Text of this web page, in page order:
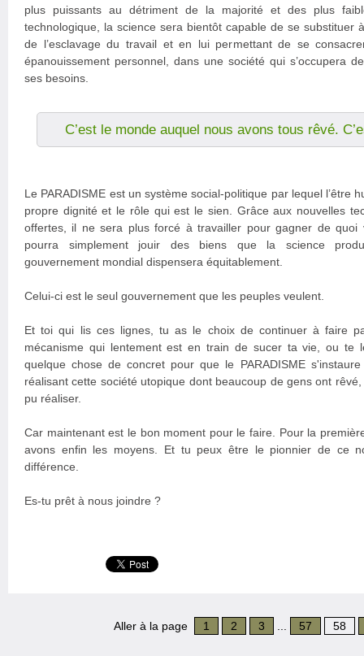
plus puissants au détriment de la majorité et des plus
technologique, la science sera bientôt capable de se substituer
de l’esclavage du travail et en lui permettant de se
épanouissement personnel, dans une société qui s’occupera
ses besoins.
C’est le monde auquel nous avons tous rêvé.
Le PARADISME est un système social-politique par lequel l’être
propre dignité et le rôle qui est le sien. Grâce aux nouvelles
offertes, il ne sera plus forcé à travailler pour gagner de quoi
pourra simplement jouir des biens que la science
gouvernement mondial dispensera équitablement.
Celui-ci est le seul gouvernement que les peuples veulent.
Et toi qui lis ces lignes, tu as le choix de continuer à faire
mécanisme qui lentement est en train de sucer ta vie, ou te
quelque chose de concret pour que le PARADISME
réalisant cette société utopique dont beaucoup de gens ont
pu réaliser.
Car maintenant est le bon moment pour le faire. Pour la
avons enfin les moyens. Et tu peux être le pionnier de ce
différence.
Es-tu prêt à nous joindre ?
Aller à la page 1 2 3 57 58